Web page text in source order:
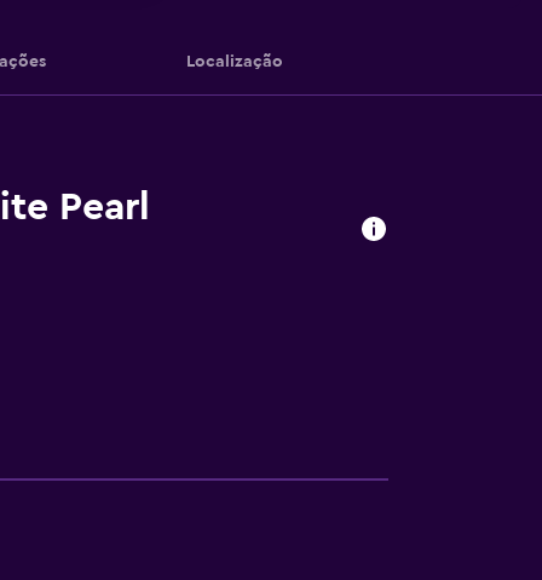
Localização
Pearl